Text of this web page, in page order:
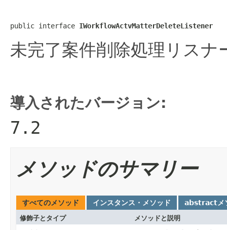
public interface IWorkflowActvMatterDeleteListener
未完了案件削除処理リスナ
導入されたバージョン:
7.2
メソッドのサマリー
すべてのメソッド インスタンス・メソッド abstractメ
修飾子とタイプ メソッドと説明